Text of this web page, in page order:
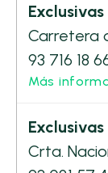
Carretera
93 716 18
Más
Crta.